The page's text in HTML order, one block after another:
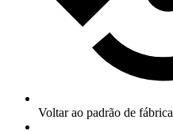
Voltar ao padrão de fábrica